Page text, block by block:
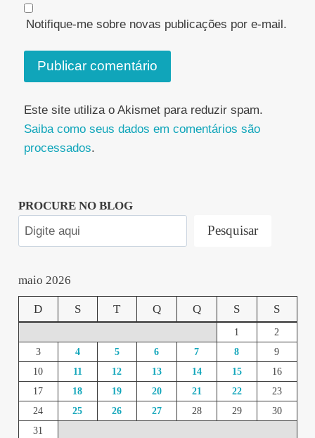
Notifique-me sobre novas publicações por e-mail.
Este site utiliza o Akismet para reduzir spam.
Saiba como seus dados em comentários são
processados.
PROCURE NO BLOG
Pesquisar
maio 2026
D S T Q Q S S
1
2
3
4 5 6 7 8
9
10
11 12 13 14 15
16
17
18 19 20 21 22
23
24
25 26 27 28 29
30
31